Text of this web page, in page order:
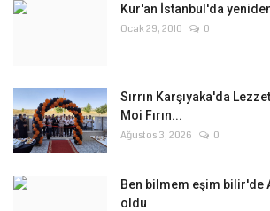
Kur'an İstanbul'da
Ocak 29, 2010 0
Sırrın Karşıyaka'da
Moi Fırın...
Ağustos 3, 2026 0
Ben bilmem eşim bilir'de
oldu